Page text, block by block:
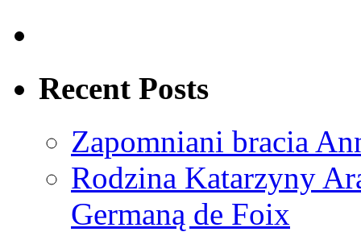
Recent Posts
Zapomniani bracia
Rodzina Katarzyny
Germaną de Foix